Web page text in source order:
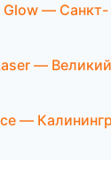
Glow — Санкт-
— Великий
—